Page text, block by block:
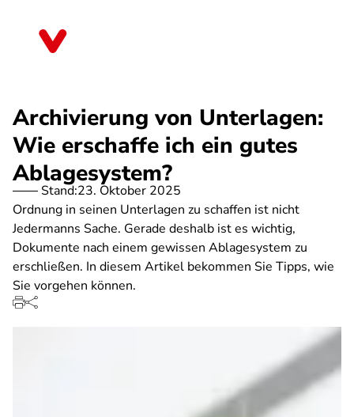
Archivierung von Unterlagen:
Wie erschaffe ich ein gutes
Ablagesystem?
Stand:23. Oktober 2025
Ordnung in seinen Unterlagen zu schaffen ist nicht
Jedermanns Sache. Gerade deshalb ist es wichtig,
Dokumente nach einem gewissen Ablagesystem zu
erschließen. In diesem Artikel bekommen Sie Tipps, wie
Sie vorgehen können.